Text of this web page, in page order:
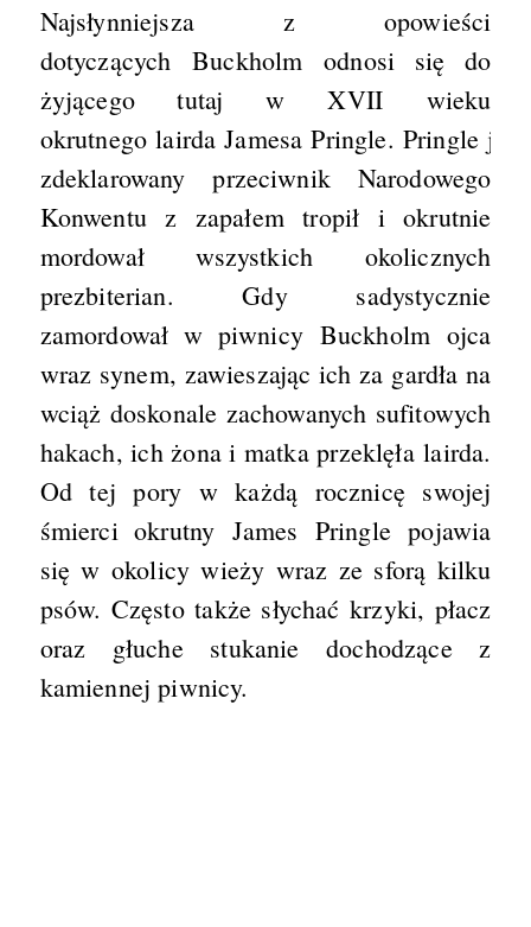
Najsłynniejsza z opowieści
dotyczących Buckholm odnosi się do
żyjącego tutaj w XVII wieku
okrutnego lairda Jamesa Pringle. Pringle jako
zdeklarowany przeciwnik Narodowego
Konwentu z zapałem tropił i okrutnie
mordował wszystkich okolicznych
prezbiterian. Gdy sadystycznie
zamordował w piwnicy Buckholm ojca
wraz synem, zawieszając ich za gardła na
wciąż doskonale zachowanych sufitowych
hakach, ich żona i matka przeklęła lairda.
Od tej pory w każdą rocznicę swojej
śmierci okrutny James Pringle pojawia
się w okolicy wieży wraz ze sforą kilku
psów. Często także słychać krzyki, płacz
oraz głuche stukanie dochodzące z
kamiennej piwnicy.